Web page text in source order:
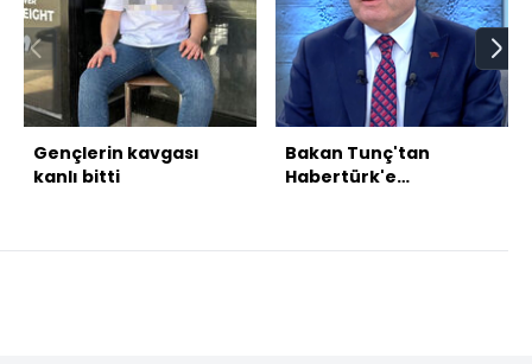
Gençlerin kavgası
kanlı bitti
Bakan Tunç'tan
Habertürk'e